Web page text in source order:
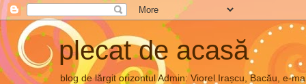
plecat de acasă
blog de lărgit orizontul Admin: Viorel Irașcu, Bacău, e-